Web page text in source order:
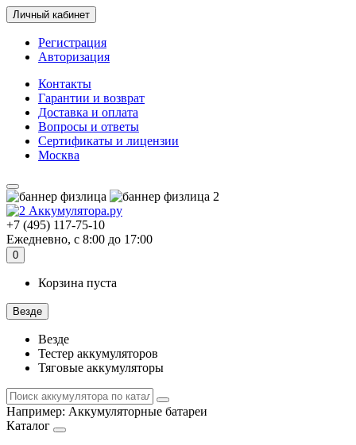
Личный кабинет
Регистрация
Авторизация
Контакты
Гарантии и возврат
Доставка и оплата
Вопросы и ответы
Сертификаты и лицензии
Москва
+7 (495) 117-75-10
Ежедневно, с 8:00 до 17:00
0
Корзина пуста
Везде
Везде
Тестер аккумуляторов
Тяговые аккумуляторы
Например: Аккумуляторные батареи
Каталог